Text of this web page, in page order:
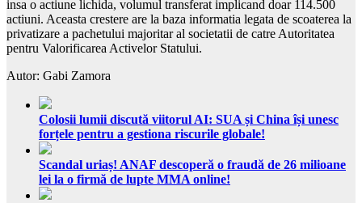
insa o actiune lichida, volumul transferat implicand doar 114.500
actiuni. Aceasta crestere are la baza informatia legata de scoaterea la
privatizare a pachetului majoritar al societatii de catre Autoritatea
pentru Valorificarea Activelor Statului.
Autor: Gabi Zamora
Colosii lumii discută viitorul AI: SUA și China își unesc
forțele pentru a gestiona riscurile globale!
Scandal uriaș! ANAF descoperă o fraudă de 26 milioane
lei la o firmă de lupte MMA online!